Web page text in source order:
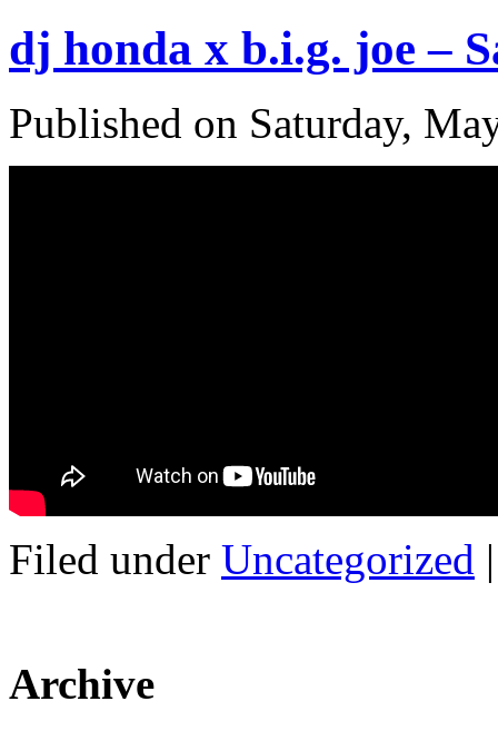
dj honda x b.i.g. joe –
Published on Saturday,
Filed under Uncategorized
Archive